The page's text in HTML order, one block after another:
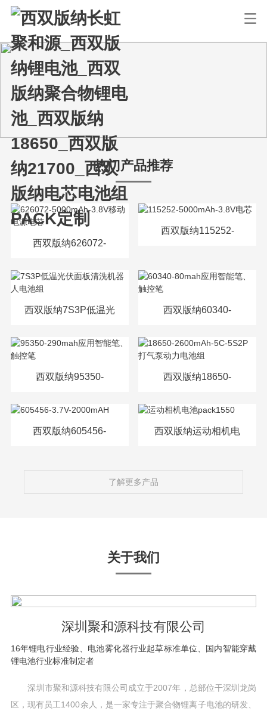
热门产品推荐
西双版纳626072-
西双版纳115252-
西双版纳7S3P低温光 西双版纳60340-
触控笔
西双版纳95350-
触控笔
西双版纳18650-
气泵动力电池组
西双版纳605456- 西双版纳运动相机电
了解更多产品
关于我们
深圳聚和源科技有限公司
16年锂电行业经验、电池雾化器行业起草标准单位、国内智能穿戴
锂电池行业标准制定者
深圳市聚和源科技有限公司成立于2007年，总部位干深圳龙岗
区，现有员工1400余人，是一家专注于聚合物锂离子电池的研发、